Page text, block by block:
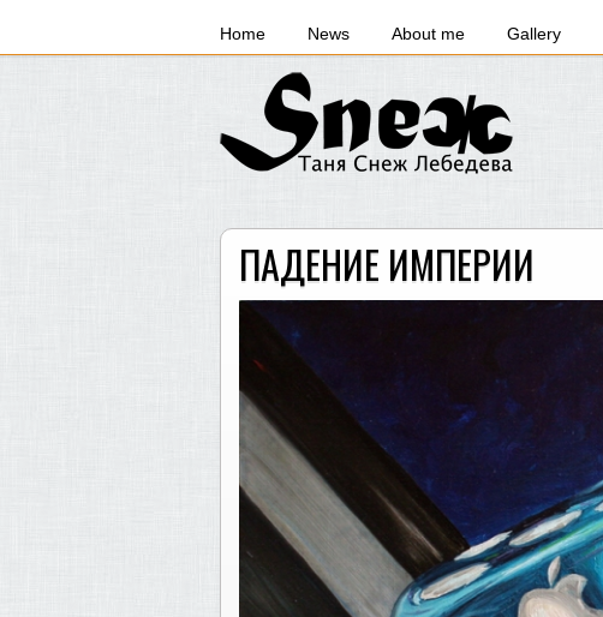
Home News About me Gallery
ПАДЕНИЕ ИМПЕРИИ